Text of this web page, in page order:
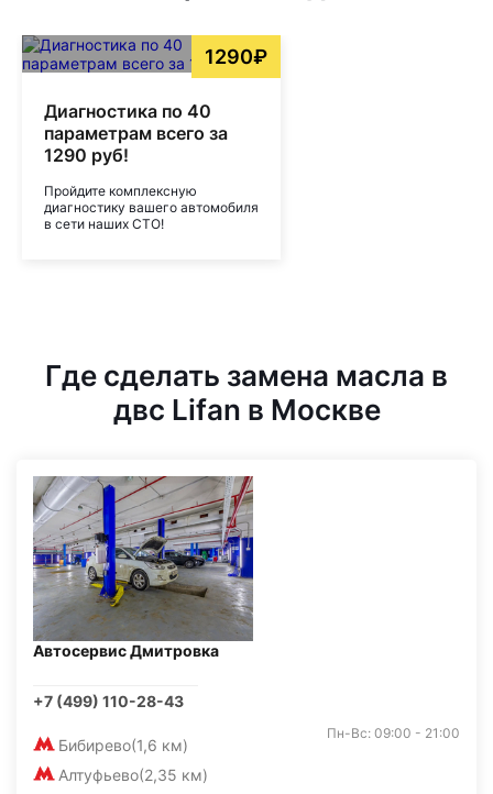
1290₽
Диагностика по 40
параметрам всего за
1290 руб!
Пройдите комплексную
диагностику вашего автомобиля
в сети наших СТО!
Где сделать замена масла в
двс Lifan в Москве
Автосервис Дмитровка
+7 (499) 110-28-43
Бибирево(1,6 км)
Алтуфьево(2,35 км)
Пн-Вс: 09:00 - 21:00